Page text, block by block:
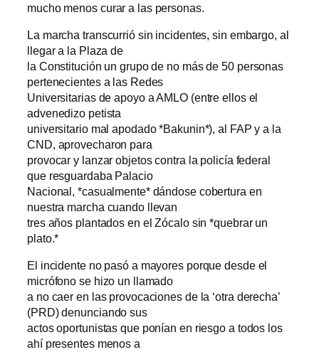
mucho menos curar a las personas.
La marcha transcurrió sin incidentes, sin embargo, al
llegar a la Plaza de
la Constitución un grupo de no más de 50 personas
pertenecientes a las Redes
Universitarias de apoyo a AMLO (entre ellos el
advenedizo petista
universitario mal apodado *Bakunin*), al FAP y a la
CND, aprovecharon para
provocar y lanzar objetos contra la policía federal
que resguardaba Palacio
Nacional, *casualmente* dándose cobertura en
nuestra marcha cuando llevan
tres años plantados en el Zócalo sin *quebrar un
plato.*
El incidente no pasó a mayores porque desde el
micrófono se hizo un llamado
a no caer en las provocaciones de la ‘otra derecha’
(PRD) denunciando sus
actos oportunistas que ponían en riesgo a todos los
ahí presentes menos a